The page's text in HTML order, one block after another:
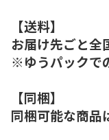
【送料】
お届け先ごと全
※ゆうパックで
【同梱】
同梱可能な商品